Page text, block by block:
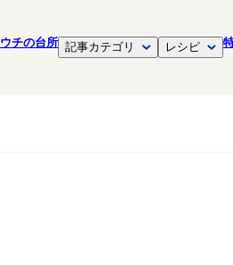
ウチの台所 記事カテゴリ レシピ